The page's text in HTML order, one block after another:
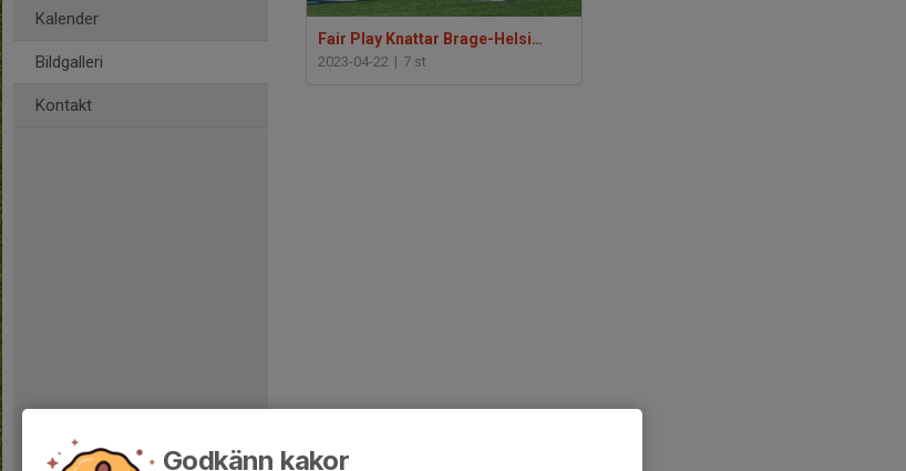
Kalender
Bildgalleri
Kontakt
Fair Play Knattar Brage-Helsingborg
2023-04-22 | 7 st
Godkänn kakor